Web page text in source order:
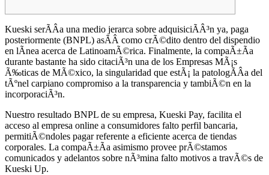
Kueski serÃ­Â­a una medio jerarca sobre adquisiciÃ­Â³n ya, paga
posteriormente (BNPL) asÃ­Â­ como crÃ©dito dentro del dispendio
en lÃ­nea acerca de LatinoamÃ©rica. Finalmente, la compaÃ±Ã­a
durante bastante ha sido citaciÃ³n una de los Empresas MÃ¡s
Ã‰ticas de MÃ©xico, la singularidad que estÃ¡ la patologÃ­Â­a del
tÃºnel carpiano compromiso a la transparencia y tambiÃ©n en la
incorporaciÃ³n.
Nuestro resultado BNPL de su empresa, Kueski Pay, facilita el
acceso al empresa online a consumidores falto perfil bancaria,
permitiÃ©ndoles pagar referente a eficiente acerca de tiendas
corporales. La compaÃ±Ã­a asimismo provee prÃ©stamos
comunicados y adelantos sobre nÃ³mina falto motivos a travÃ©s de
Kueski Up.